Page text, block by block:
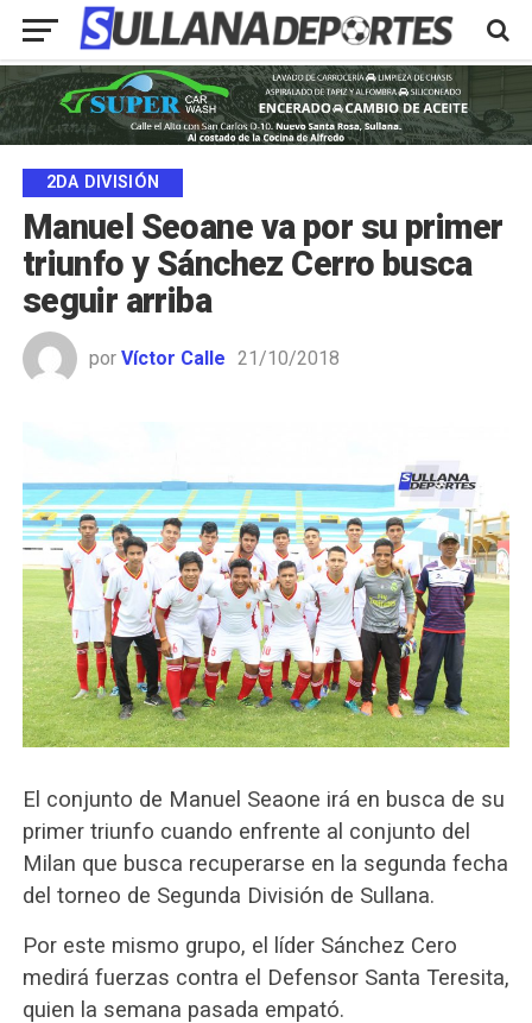
2DA DIVISIÓN
Manuel Seoane va por su primer
triunfo y Sánchez Cerro busca
seguir arriba
por Víctor Calle 21/10/2018
El conjunto de Manuel Seaone irá en busca de su
primer triunfo cuando enfrente al conjunto del
Milan que busca recuperarse en la segunda fecha
del torneo de Segunda División de Sullana.
Por este mismo grupo, el líder Sánchez Cero
medirá fuerzas contra el Defensor Santa Teresita,
quien la semana pasada empató.